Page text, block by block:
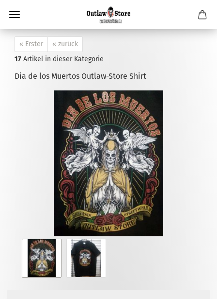
« Erster
« zurück
17 Artikel in dieser Kategorie
Dia de los Muertos Outlaw-Store Shirt